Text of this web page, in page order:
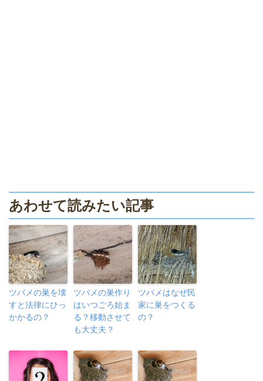
あわせて読みたい記事
ツバメの巣を壊
すと法律にひっ
かかるの？
ツバメの巣作り
はいつごろ始ま
る？移動させて
も大丈夫？
ツバメはなぜ民
家に巣をつくる
の？